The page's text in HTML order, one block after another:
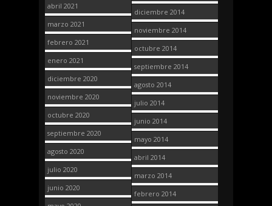
abril 2021
marzo 2021
febrero 2021
enero 2021
diciembre 2020
noviembre 2020
octubre 2020
septiembre 2020
agosto 2020
julio 2020
junio 2020
diciembre 2014
noviembre 2014
octubre 2014
septiembre 2014
agosto 2014
julio 2014
junio 2014
mayo 2014
abril 2014
marzo 2014
febrero 2014